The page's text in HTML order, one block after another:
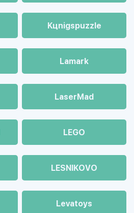
Kцnigspuzzle
Lamark
LaserMad
LEGO
LESNIKOVO
Levatoys